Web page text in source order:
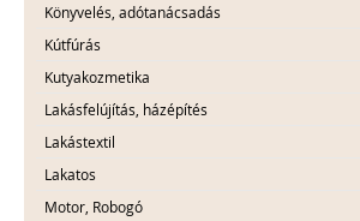
Könyvelés, adótanácsadás
Kútfúrás
Kutyakozmetika
Lakásfelújítás, házépítés
Lakástextil
Lakatos
Motor, Robogó